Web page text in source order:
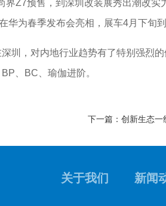
预售，到深圳改装展秀出潮改实
为春季发布会亮相，展车4月下旬到
，对内地行业趋势有了特别强烈
、BC、瑜伽进阶。
下一篇：创新生态一
关于我们 新闻